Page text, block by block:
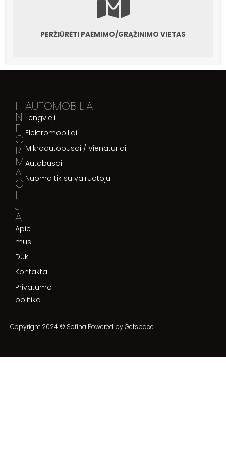
PERŽIŪRĖTI PAĖMIMO/GRĄŽINIMO VIETAS
I
N
F
O
R
M
A
C
I
J
A
Apie
mus
Duk
Kontaktai
Privatumo
politika
AUTOMOBILIAI
Lengvieji
Elektromobiliai
Mikroautobusai / Vienatūriai
Autobusai
Nuoma tik su vairuotoju
Copyright 2024 © Sofina Powered byGetspace